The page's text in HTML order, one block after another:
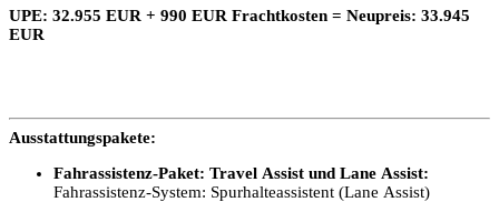
UPE: 32.955 EUR + 990 EUR Frachtkosten = Neupreis: 33.945
EUR
Ausstattungspakete:
Fahrassistenz-Paket: Travel Assist und Lane Assist:
Fahrassistenz-System: Spurhalteassistent (Lane Assist)